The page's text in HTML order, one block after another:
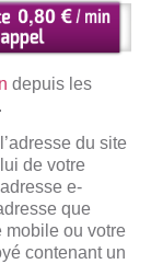
depuis les
du site
de votre
e-
que
mobile ou votre
contenant un